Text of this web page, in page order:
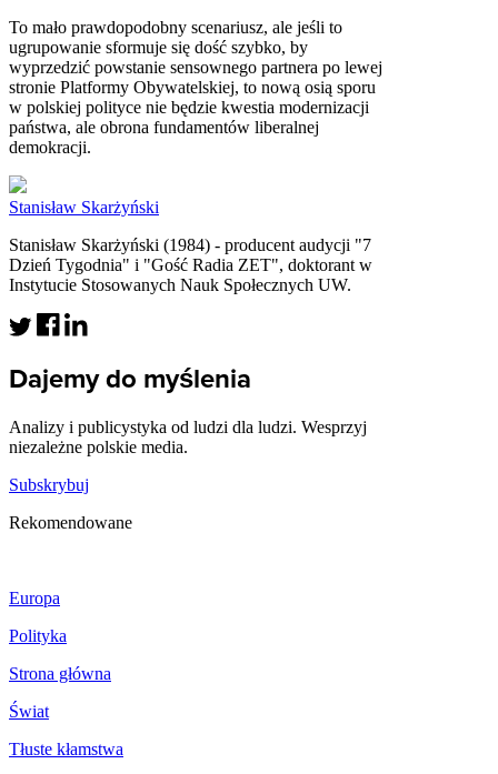
To mało prawdopodobny scenariusz, ale jeśli to
ugrupowanie sformuje się dość szybko, by
wyprzedzić powstanie sensownego partnera po lewej
stronie Platformy Obywatelskiej, to nową osią sporu
w polskiej polityce nie będzie kwestia modernizacji
państwa, ale obrona fundamentów liberalnej
demokracji.
Stanisław Skarżyński
Stanisław Skarżyński (1984) - producent audycji "7
Dzień Tygodnia" i "Gość Radia ZET", doktorant w
Instytucie Stosowanych Nauk Społecznych UW.
Dajemy do myślenia
Analizy i publicystyka od ludzi dla ludzi. Wesprzyj
niezależne polskie media.
Subskrybuj
Rekomendowane
Europa
Polityka
Strona główna
Świat
Tłuste kłamstwa